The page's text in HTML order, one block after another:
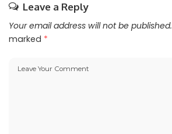
Leave a Reply
Your email address will not be published.
marked *